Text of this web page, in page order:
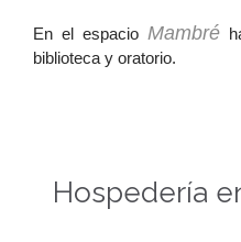
En el espacio Mambré
biblioteca y oratorio.
Hospedería